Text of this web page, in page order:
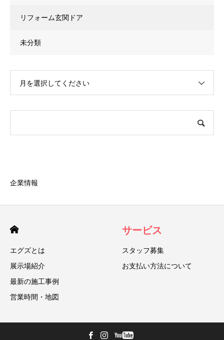
リフォーム玄関ドア
未分類
月を選択してください
企業情報
エグズとは
展示場紹介
最新の施工事例
営業時間・地図
サービス
スタッフ募集
お支払い方法について